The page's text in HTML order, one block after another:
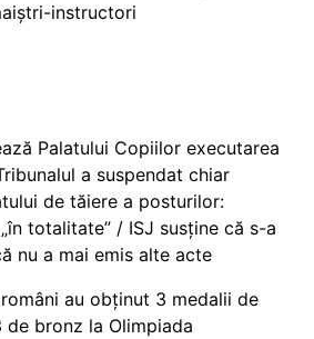
instructori
Palatului Copiilor executarea
a suspendat chiar
de tăiere a posturilor:
totalitate” / ISJ susține că s-a
nu a mai emis alte acte
români au obținut 3 medalii de
bronz la Olimpiada